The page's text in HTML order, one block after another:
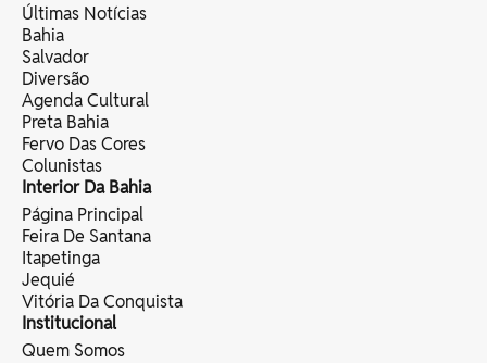
Últimas Notícias
Bahia
Salvador
Diversão
Agenda Cultural
Preta Bahia
Fervo Das Cores
Colunistas
Interior Da Bahia
Página Principal
Feira De Santana
Itapetinga
Jequié
Vitória Da Conquista
Institucional
Quem Somos